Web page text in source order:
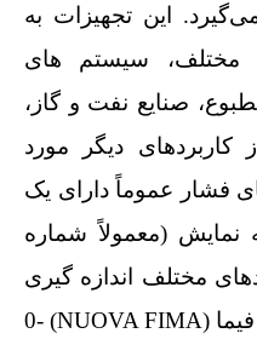
این تجهیزات به
مختلف، سیستم‌ های
صنایع نفت و گاز،
دیگر مورد
فشار عموماً دارای یک
(معمولاً شماره‌
مختلف اندازه‌ گیری
می‌شود. گیج فشار برند نووا فیما (NUOVA FIMA) 0-